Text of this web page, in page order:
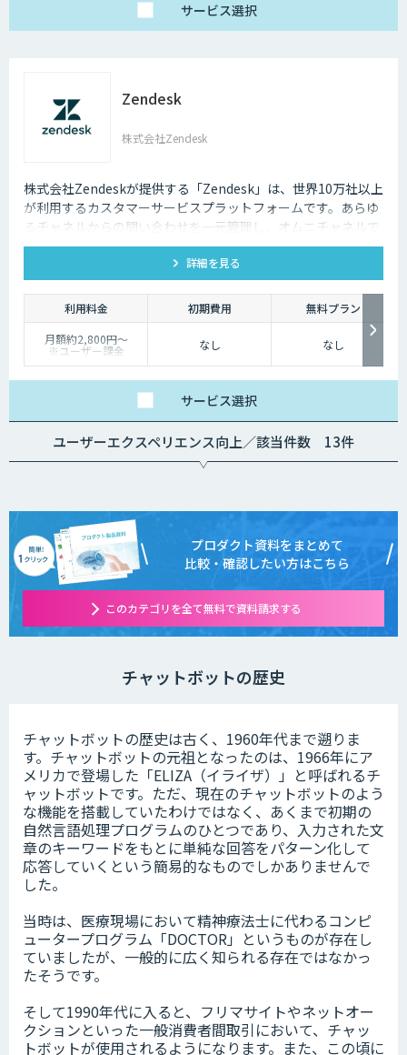
サービス選択
Zendesk
株式会社Zendesk
株式会社Zendeskが提供する「Zendesk」は、世界10万社以上
が利用するカスタマーサービスプラットフォームです。あらゆ
るチャネルからの問い合わせを一元管理し、オムニチャネルで
一貫性のある優れた顧客体験を実現できます。
詳細を見る
利用料金 初期費用
無料プラン
月額約2,800円〜
※ユーザー課金 なし なし
サービス選択
ユーザーエクスペリエンス向上／該当件数 13件
プロダクト資料をまとめて
比較・確認したい方はこちら
このカテゴリを全て無料で資料請求する
チャットボットの歴史
チャットボットの歴史は古く、1960年代まで遡りま
す。チャットボットの元祖となったのは、1966年にア
メリカで登場した「ELIZA（イライザ）」と呼ばれるチ
ャットボットです。ただ、現在のチャットボットのよう
な機能を搭載していたわけではなく、あくまで初期の
自然言語処理プログラムのひとつであり、入力された文
章のキーワードをもとに単純な回答をパターン化して
応答していくという簡易的なものでしかありませんで
した。
当時は、医療現場において精神療法士に代わるコンピ
ュータープログラム「DOCTOR」というものが存在し
ていましたが、一般的に広く知られる存在ではなかっ
たそうです。
そして1990年代に入ると、フリマサイトやネットオー
クションといった一般消費者間取引において、チャッ
トボットが使用されるようになります。また、この頃に